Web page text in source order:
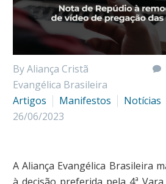
By Aliança Cristã
Evangélica Brasileira
Artigos
Manifestos
Notícias
26/06/2023
A Aliança Evangélica Brasileira
à decisão preferida pela 4ª